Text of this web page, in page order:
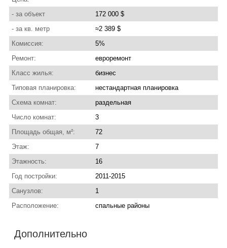
- за объект
172 000 $
- за кв. метр
≈2 389 $
Комиссия:
5%
Ремонт:
евроремонт
Класс жилья:
бизнес
Типовая планировка:
нестандартная планировка
Схема комнат:
раздельная
Число комнат:
3
Площадь общая, м²:
72
Этаж:
7
Этажность:
16
Год постройки:
2011-2015
Санузлов:
1
Расположение:
спальные районы
Дополнительно